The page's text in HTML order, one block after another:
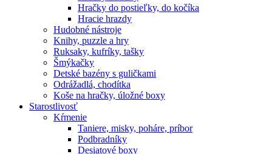
Hračky do postieľky, do kočíka
Hracie hrazdy
Hudobné nástroje
Knihy, puzzle a hry
Ruksaky, kufríky, tašky
Šmýkačky
Detské bazény s guličkami
Odrážadlá, chodítka
Koše na hračky, úložné boxy
Starostlivosť
Kŕmenie
Taniere, misky, poháre, príbor
Podbradníky
Desiatové boxy